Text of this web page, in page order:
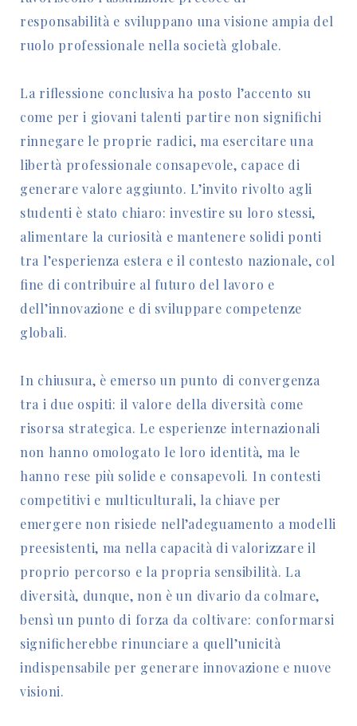
responsabilità e sviluppano una visione ampia del
ruolo professionale nella società globale.
La riflessione conclusiva ha posto l’accento su
come per i giovani talenti partire non significhi
rinnegare le proprie radici, ma esercitare una
libertà professionale consapevole, capace di
generare valore aggiunto. L’invito rivolto agli
studenti è stato chiaro: investire su loro stessi,
alimentare la curiosità e mantenere solidi ponti
tra l’esperienza estera e il contesto nazionale, col
fine di contribuire al futuro del lavoro e
dell’innovazione e di sviluppare competenze
globali.
In chiusura, è emerso un punto di convergenza
tra i due ospiti: il valore della diversità come
risorsa strategica. Le esperienze internazionali
non hanno omologato le loro identità, ma le
hanno rese più solide e consapevoli. In contesti
competitivi e multiculturali, la chiave per
emergere non risiede nell’adeguamento a modelli
preesistenti, ma nella capacità di valorizzare il
proprio percorso e la propria sensibilità. La
diversità, dunque, non è un divario da colmare,
bensì un punto di forza da coltivare: conformarsi
significherebbe rinunciare a quell’unicità
indispensabile per generare innovazione e nuove
visioni.